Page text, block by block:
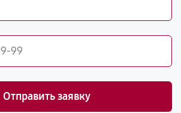
Отправить заявку